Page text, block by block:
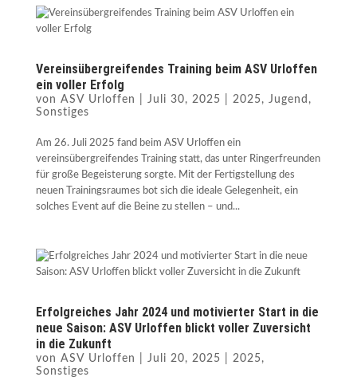
Vereinsübergreifendes Training beim ASV Urloffen
ein voller Erfolg
von ASV Urloffen Juli 30, 2025 2025, Jugend ,
Sonstiges
Am 26. Juli 2025 fand beim ASV Urloffen ein
vereinsübergreifendes Training statt, das unter Ringerfreunden
für große Begeisterung sorgte. Mit der Fertigstellung des
neuen Trainingsraumes bot sich die ideale Gelegenheit, ein
solches Event auf die Beine zu stellen – und...
Erfolgreiches Jahr 2024 und motivierter Start in die
neue Saison: ASV Urloffen blickt voller Zuversicht
in die Zukunft
von ASV Urloffen Juli 20, 2025 2025,
Sonstiges